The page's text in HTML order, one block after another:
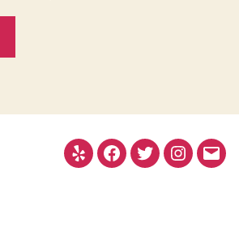
Yelp Facebook
Twitter
メ